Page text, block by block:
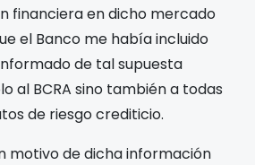
financiera en dicho mercado
el Banco me había incluido
de tal supuesta
al BCRA sino también a todas
de riesgo crediticio.
motivo de dicha información